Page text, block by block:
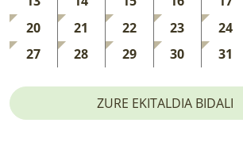
20
21 22 23 24
27
28 29 30 31
ZURE EKITALDIA BIDALI